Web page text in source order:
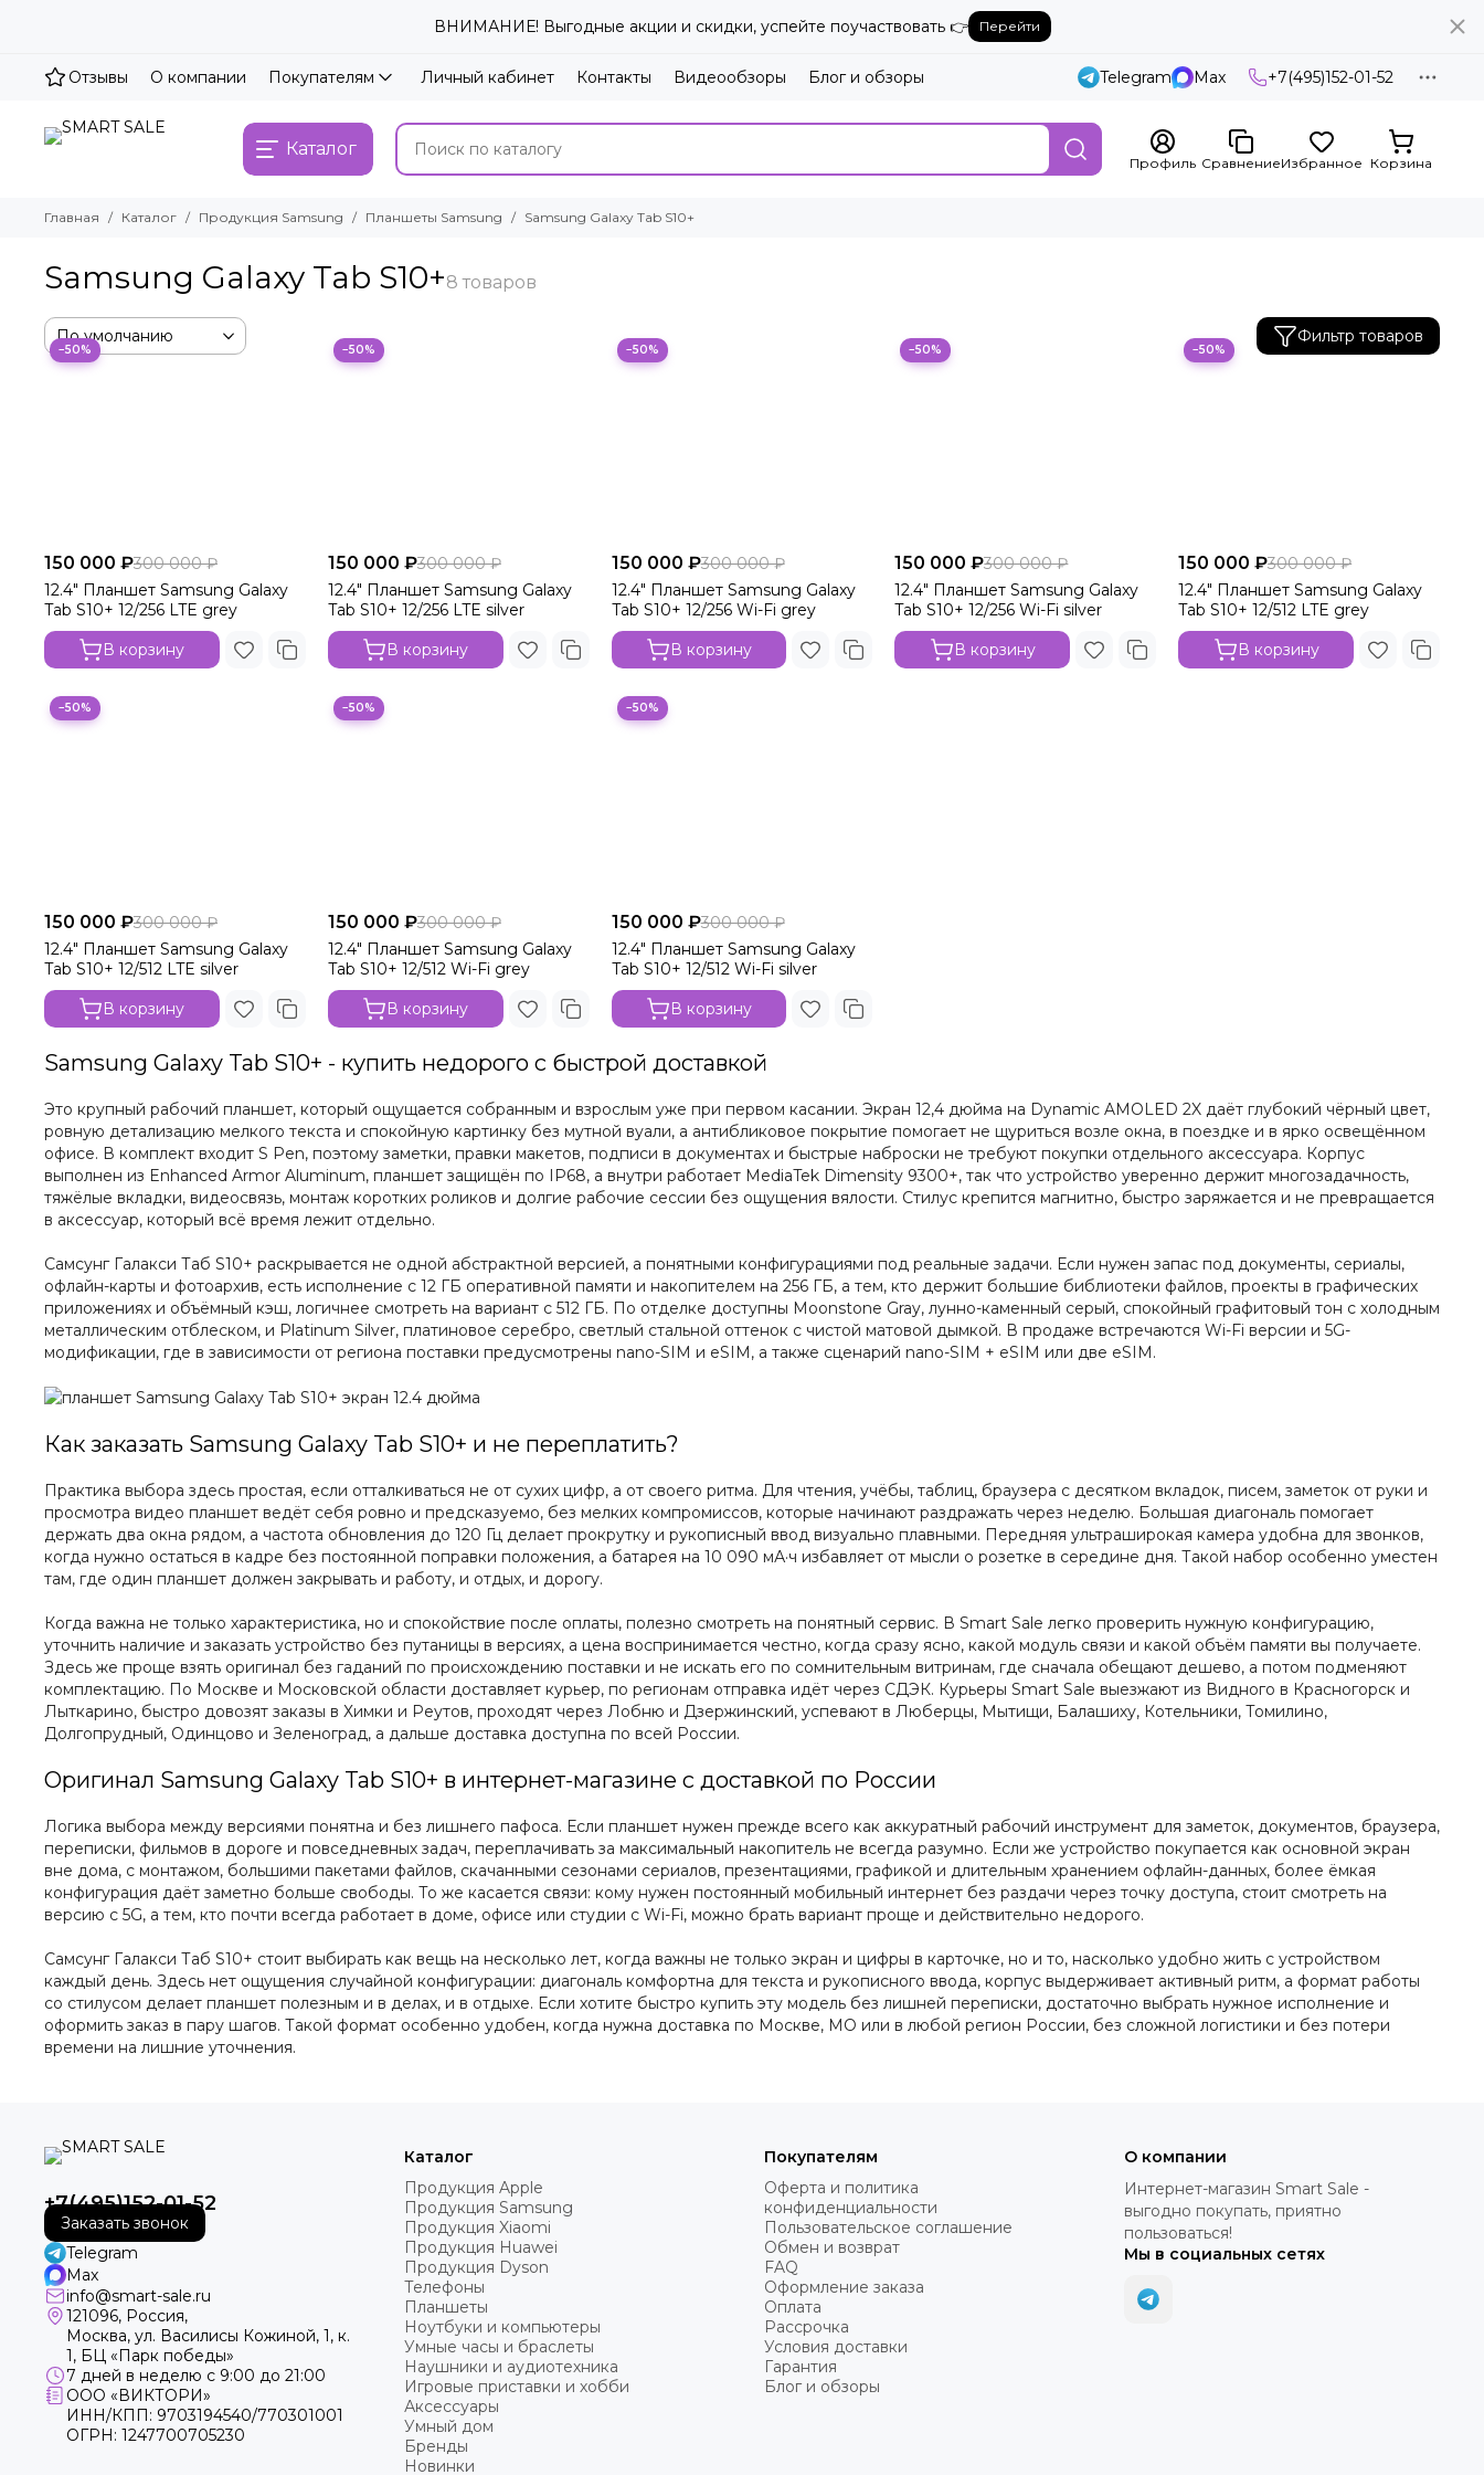
ВНИМАНИЕ! Выгодные акции и скидки, успейте поучаствовать 👉 Перейти
Отзывы О компании Покупателям Личный кабинет Контакты Видеообзоры Блог и обзоры Telegram Max +7(495)152-01-52
Каталог
Профиль СравнениеИзбранное Корзина
Главная Каталог Продукция Samsung Планшеты Samsung Samsung Galaxy Tab S10+
Samsung Galaxy Tab S10+
Фильтр товаров
−50%
150 000 ₽300 000 ₽
12.4" Планшет Samsung Galaxy
Tab S10+ 12/256 LTE grey
В корзину
−50%
150 000 ₽300 000 ₽
12.4" Планшет Samsung Galaxy
Tab S10+ 12/256 LTE silver
В корзину
−50%
150 000 ₽300 000 ₽
12.4" Планшет Samsung Galaxy
Tab S10+ 12/256 Wi-Fi grey
В корзину
−50%
150 000 ₽300 000 ₽
12.4" Планшет Samsung Galaxy
Tab S10+ 12/256 Wi-Fi silver
В корзину
−50%
150 000 ₽300 000 ₽
12.4" Планшет Samsung Galaxy
Tab S10+ 12/512 LTE grey
В корзину
−50%
150 000 ₽300 000 ₽
12.4" Планшет Samsung Galaxy
Tab S10+ 12/512 LTE silver
В корзину
−50%
150 000 ₽300 000 ₽
12.4" Планшет Samsung Galaxy
Tab S10+ 12/512 Wi-Fi grey
В корзину
−50%
150 000 ₽300 000 ₽
12.4" Планшет Samsung Galaxy
Tab S10+ 12/512 Wi-Fi silver
В корзину
Samsung Galaxy Tab S10+ - купить недорого с быстрой доставкой
Это крупный рабочий планшет, который ощущается собранным и взрослым уже при первом касании. Экран 12,4 дюйма на Dynamic AMOLED 2X даёт глубокий чёрный цвет,
ровную детализацию мелкого текста и спокойную картинку без мутной вуали, а антибликовое покрытие помогает не щуриться возле окна, в поездке и в ярко освещённом
офисе. В комплект входит S Pen, поэтому заметки, правки макетов, подписи в документах и быстрые наброски не требуют покупки отдельного аксессуара. Корпус
выполнен из Enhanced Armor Aluminum, планшет защищён по IP68, а внутри работает MediaTek Dimensity 9300+, так что устройство уверенно держит многозадачность,
тяжёлые вкладки, видеосвязь, монтаж коротких роликов и долгие рабочие сессии без ощущения вялости. Стилус крепится магнитно, быстро заряжается и не превращается
в аксессуар, который всё время лежит отдельно.
Самсунг Галакси Таб S10+ раскрывается не одной абстрактной версией, а понятными конфигурациями под реальные задачи. Если нужен запас под документы, сериалы,
офлайн-карты и фотоархив, есть исполнение с 12 ГБ оперативной памяти и накопителем на 256 ГБ, а тем, кто держит большие библиотеки файлов, проекты в графических
приложениях и объёмный кэш, логичнее смотреть на вариант с 512 ГБ. По отделке доступны Moonstone Gray, лунно-каменный серый, спокойный графитовый тон с холодным
металлическим отблеском, и Platinum Silver, платиновое серебро, светлый стальной оттенок с чистой матовой дымкой. В продаже встречаются Wi-Fi версии и 5G-
модификации, где в зависимости от региона поставки предусмотрены nano-SIM и eSIM, а также сценарий nano-SIM + eSIM или две eSIM.
Как заказать Samsung Galaxy Tab S10+ и не переплатить?
Практика выбора здесь простая, если отталкиваться не от сухих цифр, а от своего ритма. Для чтения, учёбы, таблиц, браузера с десятком вкладок, писем, заметок от руки и
просмотра видео планшет ведёт себя ровно и предсказуемо, без мелких компромиссов, которые начинают раздражать через неделю. Большая диагональ помогает
держать два окна рядом, а частота обновления до 120 Гц делает прокрутку и рукописный ввод визуально плавными. Передняя ультраширокая камера удобна для звонков,
когда нужно остаться в кадре без постоянной поправки положения, а батарея на 10 090 мА·ч избавляет от мысли о розетке в середине дня. Такой набор особенно уместен
там, где один планшет должен закрывать и работу, и отдых, и дорогу.
Когда важна не только характеристика, но и спокойствие после оплаты, полезно смотреть на понятный сервис. В Smart Sale легко проверить нужную конфигурацию,
уточнить наличие и заказать устройство без путаницы в версиях, а цена воспринимается честно, когда сразу ясно, какой модуль связи и какой объём памяти вы получаете.
Здесь же проще взять оригинал без гаданий по происхождению поставки и не искать его по сомнительным витринам, где сначала обещают дешево, а потом подменяют
комплектацию. По Москве и Московской области доставляет курьер, по регионам отправка идёт через СДЭК. Курьеры Smart Sale выезжают из Видного в Красногорск и
Лыткарино, быстро довозят заказы в Химки и Реутов, проходят через Лобню и Дзержинский, успевают в Люберцы, Мытищи, Балашиху, Котельники, Томилино,
Долгопрудный, Одинцово и Зеленоград, а дальше доставка доступна по всей России.
Оригинал Samsung Galaxy Tab S10+ в интернет-магазине с доставкой по России
Логика выбора между версиями понятна и без лишнего пафоса. Если планшет нужен прежде всего как аккуратный рабочий инструмент для заметок, документов, браузера,
переписки, фильмов в дороге и повседневных задач, переплачивать за максимальный накопитель не всегда разумно. Если же устройство покупается как основной экран
вне дома, с монтажом, большими пакетами файлов, скачанными сезонами сериалов, презентациями, графикой и длительным хранением офлайн-данных, более ёмкая
конфигурация даёт заметно больше свободы. То же касается связи: кому нужен постоянный мобильный интернет без раздачи через точку доступа, стоит смотреть на
версию с 5G, а тем, кто почти всегда работает в доме, офисе или студии с Wi-Fi, можно брать вариант проще и действительно недорого.
Самсунг Галакси Таб S10+ стоит выбирать как вещь на несколько лет, когда важны не только экран и цифры в карточке, но и то, насколько удобно жить с устройством
каждый день. Здесь нет ощущения случайной конфигурации: диагональ комфортна для текста и рукописного ввода, корпус выдерживает активный ритм, а формат работы
со стилусом делает планшет полезным и в делах, и в отдыхе. Если хотите быстро купить эту модель без лишней переписки, достаточно выбрать нужное исполнение и
оформить заказ в пару шагов. Такой формат особенно удобен, когда нужна доставка по Москве, МО или в любой регион России, без сложной логистики и без потери
времени на лишние уточнения.
+7(495)152-01-52
Заказать звонок
Telegram
Max
info@smart-sale.ru
121096, Россия,
Москва, ул. Василисы Кожиной, 1, к.
1, БЦ «Парк победы»
7 дней в неделю с 9:00 до 21:00
ООО «ВИКТОРИ»
ИНН/КПП: 9703194540/770301001
ОГРН: 1247700705230
Каталог
Продукция Apple
Продукция Samsung
Продукция Xiaomi
Продукция Huawei
Продукция Dyson
Телефоны
Планшеты
Ноутбуки и компьютеры
Умные часы и браслеты
Наушники и аудиотехника
Игровые приставки и хобби
Аксессуары
Умный дом
Бренды
Новинки
Покупателям
Оферта и политика
конфиденциальности
Пользовательское соглашение
Обмен и возврат
FAQ
Оформление заказа
Оплата
Рассрочка
Условия доставки
Гарантия
Блог и обзоры
О компании
Интернет-магазин Smart Sale -
выгодно покупать, приятно
пользоваться!
Мы в социальных сетях